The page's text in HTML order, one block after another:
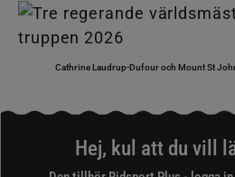
Cathrine Laudrup-Dufour och Mount St
Hej, kul att du vill